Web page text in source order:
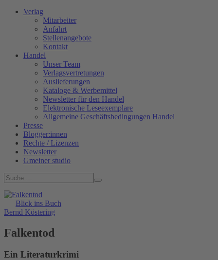
Verlag
Mitarbeiter
Anfahrt
Stellenangebote
Kontakt
Handel
Unser Team
Verlagsvertretungen
Auslieferungen
Kataloge & Werbemittel
Newsletter für den Handel
Elektronische Leseexemplare
Allgemeine Geschäftsbedingungen Handel
Presse
Blogger:innen
Rechte / Lizenzen
Newsletter
Gmeiner studio
Blick ins Buch
Bernd Köstering
Falkentod
Ein Literaturkrimi